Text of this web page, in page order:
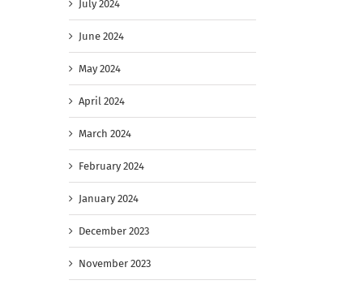
July 2024
June 2024
May 2024
April 2024
March 2024
February 2024
January 2024
December 2023
November 2023